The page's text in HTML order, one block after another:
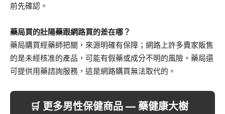
前先確認。
藥局買的壯陽藥跟網路買的差在哪？
藥局購買經藥師把關，來源明確有保障；網路上許多賣家販售
的是未經核准的產品，可能有假藥或成分不明的風險。藥局還
可提供用藥諮詢服務，這是網路購買無法取代的。
🛒 更多男性保健商品 — 藥健康大樹